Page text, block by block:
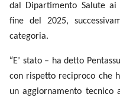
dal Dipartimento Salute
fine del 2025,
categoria.
“E’ stato – ha detto
con rispetto reciproco che
un aggiornamento tecnico